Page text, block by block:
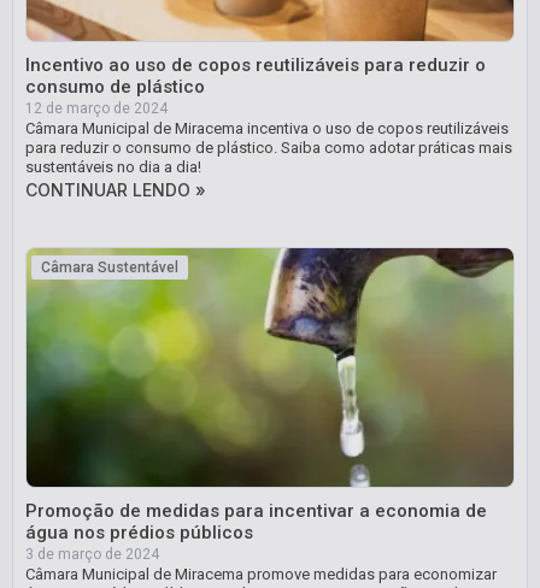
Incentivo ao uso de copos reutilizáveis para reduzir o
consumo de plástico
12 de março de 2024
Câmara Municipal de Miracema incentiva o uso de copos reutilizáveis
para reduzir o consumo de plástico. Saiba como adotar práticas mais
sustentáveis no dia a dia!
CONTINUAR LENDO »
Câmara Sustentável
Promoção de medidas para incentivar a economia de
água nos prédios públicos
3 de março de 2024
Câmara Municipal de Miracema promove medidas para economizar